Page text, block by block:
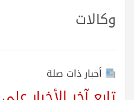
وكالات
أخبار ذات صلة